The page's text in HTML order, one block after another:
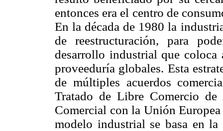
entonces era el centro de
En la década de 1980 la
de reestructuración, para
desarrollo industrial que
proveeduría globales. Esta
de múltiples acuerdos
Tratado de Libre Comercio
Comercial con la Unión
modelo industrial se basa en